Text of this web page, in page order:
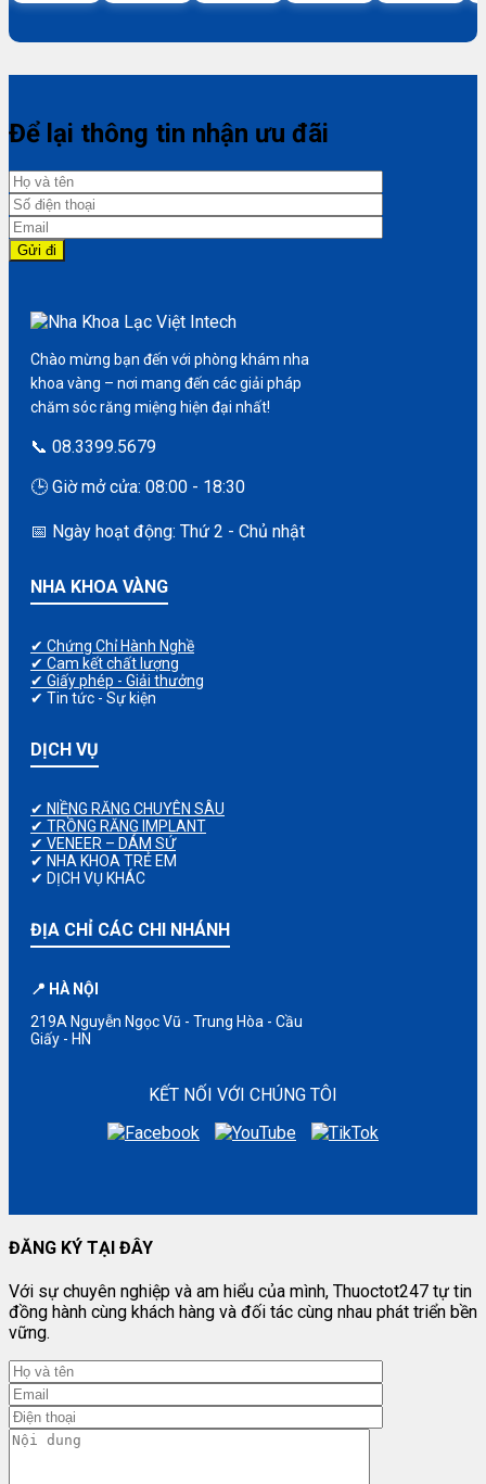
Để lại thông tin nhận ưu đãi
Chào mừng bạn đến với phòng khám nha
khoa vàng – nơi mang đến các giải pháp
chăm sóc răng miệng hiện đại nhất!
📞 08.3399.5679
🕒 Giờ mở cửa: 08:00 - 18:30
📅 Ngày hoạt động: Thứ 2 - Chủ nhật
NHA KHOA VÀNG
✔ Chứng Chỉ Hành Nghề
✔ Cam kết chất lượng
✔ Giấy phép - Giải thưởng
✔ Tin tức - Sự kiện
DỊCH VỤ
✔ NIỀNG RĂNG CHUYÊN SÂU
✔ TRỒNG RĂNG IMPLANT
✔ VENEER – DÁM SỨ
✔ NHA KHOA TRẺ EM
✔ DỊCH VỤ KHÁC
ĐỊA CHỈ CÁC CHI NHÁNH
📍 HÀ NỘI
219A Nguyễn Ngọc Vũ - Trung Hòa - Cầu
Giấy - HN
KẾT NỐI VỚI CHÚNG TÔI
ĐĂNG KÝ TẠI ĐÂY
Với sự chuyên nghiệp và am hiểu của mình, Thuoctot247 tự tin
đồng hành cùng khách hàng và đối tác cùng nhau phát triển bền
vững.